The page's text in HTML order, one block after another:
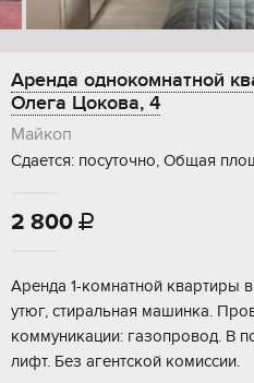
Аренда однокомнатной
Олега Цокова, 4
Майкоп
Сдается: посуточно, Общая
2 800 
Аренда 1-комнатной квартиры
утюг, стиральная машинка.
коммуникации: газопровод. В
лифт. Без агентской комиссии.